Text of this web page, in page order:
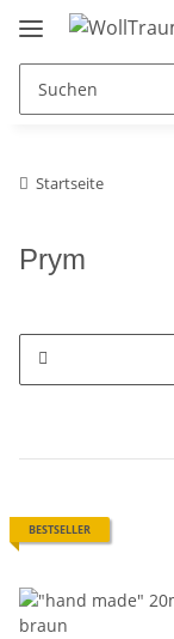
Startseite
Prym
BESTSELLER